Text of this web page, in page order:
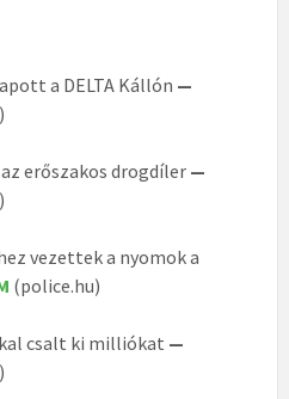
a DELTA Kállón —
erőszakos drogdíler —
vezettek a nyomok a
(police.hu)
csalt ki milliókat —